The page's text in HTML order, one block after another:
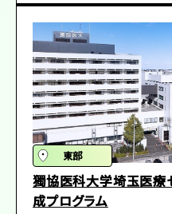
東部
獨協医科大学埼玉医療
成プログラム